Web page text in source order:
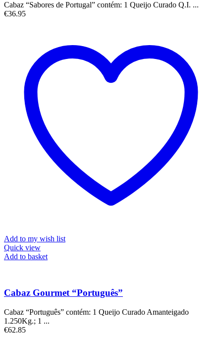
Cabaz “Sabores de Portugal” contém: 1 Queijo Curado Q.I. ...
€36.95
Add to my wish list
Quick view
Add to basket
Cabaz Gourmet “Português”
Cabaz “Português” contém: 1 Queijo Curado Amanteigado
1.250Kg.; 1 ...
€62.85